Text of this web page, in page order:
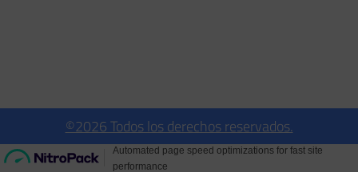
©2026 Todos los derechos reservados.